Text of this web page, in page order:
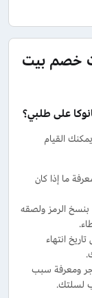
خصم بيت
على طلبي؟
القيام
ما إذا كان
الرمز ولصقه
انتهاء
ومعرفة سبب
لسلتك.